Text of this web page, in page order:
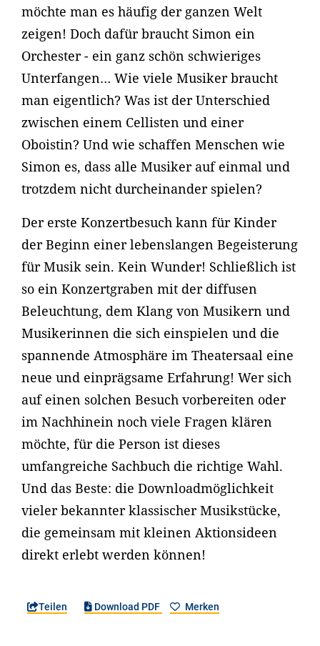
möchte man es häufig der ganzen Welt
zeigen! Doch dafür braucht Simon ein
Orchester - ein ganz schön schwieriges
Unterfangen… Wie viele Musiker braucht
man eigentlich? Was ist der Unterschied
zwischen einem Cellisten und einer
Oboistin? Und wie schaffen Menschen wie
Simon es, dass alle Musiker auf einmal und
trotzdem nicht durcheinander spielen?
Der erste Konzertbesuch kann für Kinder
der Beginn einer lebenslangen Begeisterung
für Musik sein. Kein Wunder! Schließlich ist
so ein Konzertgraben mit der diffusen
Beleuchtung, dem Klang von Musikern und
Musikerinnen die sich einspielen und die
spannende Atmosphäre im Theatersaal eine
neue und einprägsame Erfahrung! Wer sich
auf einen solchen Besuch vorbereiten oder
im Nachhinein noch viele Fragen klären
möchte, für die Person ist dieses
umfangreiche Sachbuch die richtige Wahl.
Und das Beste: die Downloadmöglichkeit
vieler bekannter klassischer Musikstücke,
die gemeinsam mit kleinen Aktionsideen
direkt erlebt werden können!
Teilen Download PDF Merken